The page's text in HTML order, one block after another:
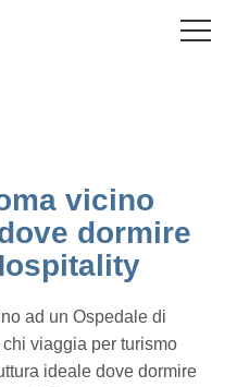
vicino
dormire
ad un Ospedale di
viaggia per turismo
ideale dove dormire